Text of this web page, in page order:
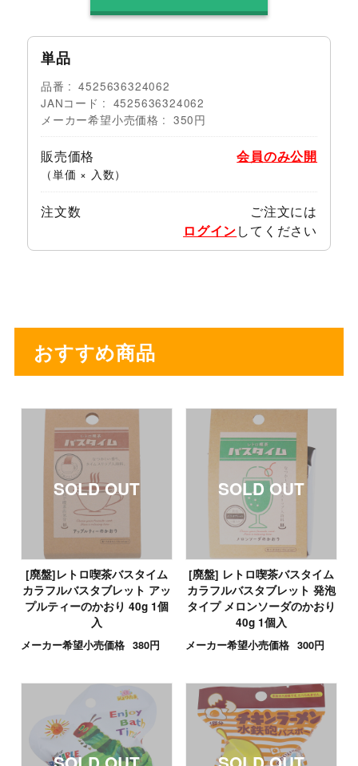
単品
品番
4525636324062
JANコード
4525636324062
メーカー希望小売価格
350円
販売価格
（単価 × 入数）
会員のみ公開
注文数
ご注文には
ログインしてください
おすすめ商品
[廃盤]レトロ喫茶バスタイム
カラフルバスタブレット アッ
プルティーのかおり 40g 1個
入
メーカー希望小売価格 380円
[廃盤] レトロ喫茶バスタイム
カラフルバスタブレット 発泡
タイプ メロンソーダのかおり
40g 1個入
メーカー希望小売価格 300円